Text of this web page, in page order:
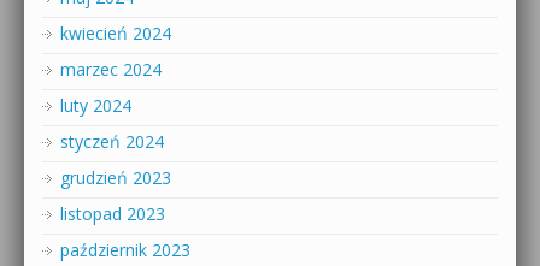
kwiecień 2024
marzec 2024
luty 2024
styczeń 2024
grudzień 2023
listopad 2023
październik 2023